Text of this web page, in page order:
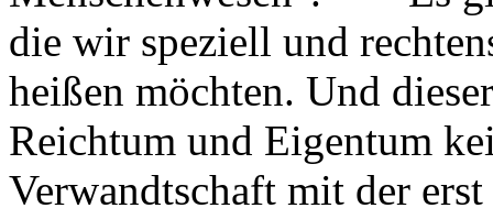
die wir speziell und
heißen möchten. Und
Reichtum und Eigentum
Verwandtschaft mit der